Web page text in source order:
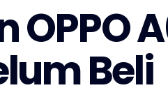
OPPO
Beli